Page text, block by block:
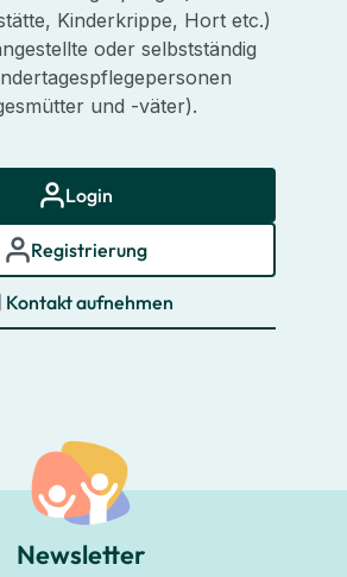
Kinderkrippe, Hort etc.)
oder selbstständig
und -väter).
Login
Registrierung
Kontakt aufnehmen
Newsletter